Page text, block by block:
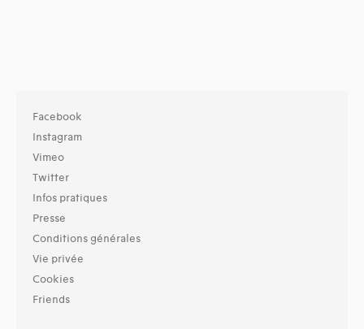
Facebook
Instagram
Vimeo
Twitter
Infos pratiques
Presse
Conditions générales
Vie privée
Cookies
Friends